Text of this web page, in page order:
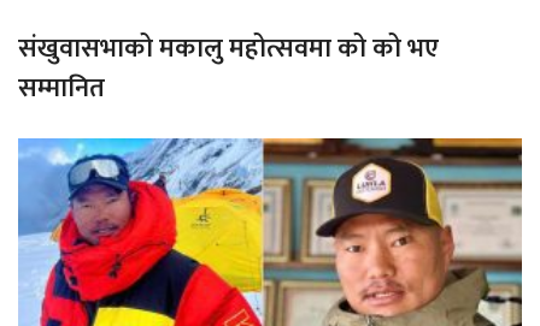
संखुवासभाको मकालु महोत्सवमा को को भए
सम्मानित